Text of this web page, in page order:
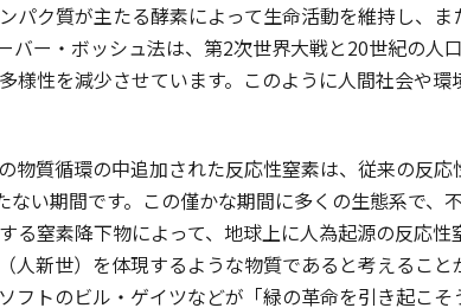
パク質が主たる酵素によって生命活動を維持し、
バー・ボッシュ法は、第2次世界大戦と20世紀の人
様性を減少させています。このように人間社会や
物質循環の中追加された反応性窒素は、従来の反
い期間です。この僅かな期間に多くの生態系で、
る窒素降下物によって、地球上に人為起源の反応
人新世）を体現するような物質であると考えるこ
フトのビル・ゲイツなどが「緑の革命を引き起こ